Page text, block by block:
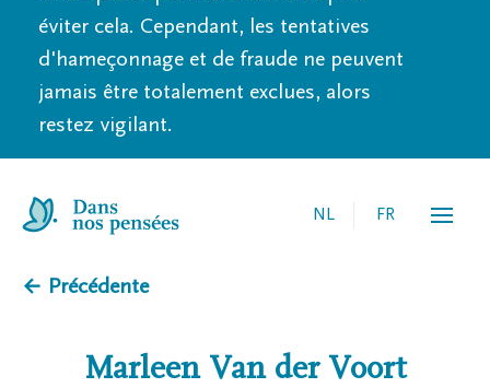
éviter cela. Cependant, les tentatives
d'hameçonnage et de fraude ne peuvent
jamais être totalement exclues, alors
restez vigilant.
NL FR
← Précédente
Marleen Van der Voort